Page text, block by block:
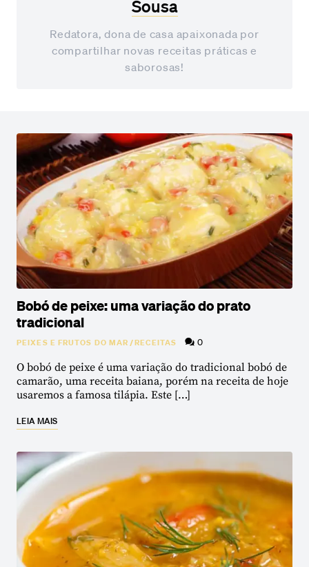
Sousa
Redatora, dona de casa apaixonada por
compartilhar novas receitas práticas e
saborosas!
Bobó de peixe: uma variação do prato
tradicional
PEIXES E FRUTOS DO MAR/RECEITAS 0
O bobó de peixe é uma variação do tradicional bobó de
camarão, uma receita baiana, porém na receita de hoje
usaremos a famosa tilápia. Este […]
LEIA MAIS